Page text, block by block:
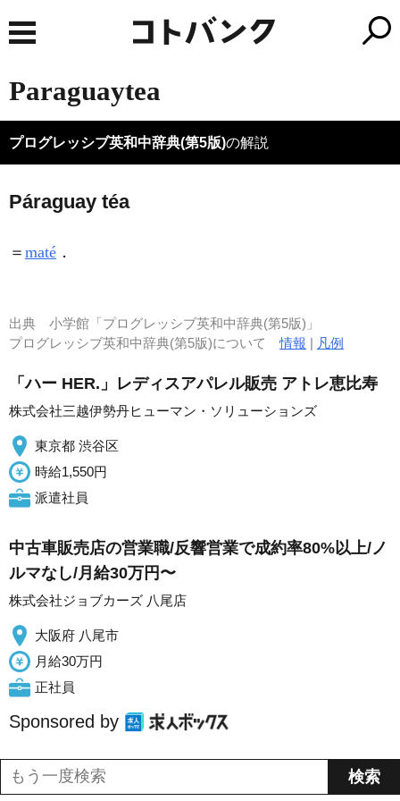
Paraguaytea
プログレッシブ英和中辞典(第5版)の解説
Páraguay téa
＝ maté ．
出典 小学館「プログレッシブ英和中辞典(第5版)」
プログレッシブ英和中辞典(第5版)について情報 | 凡例
「ハー HER.」レディスアパレル販売 アトレ恵比寿
株式会社三越伊勢丹ヒューマン・ソリューションズ
東京都 渋谷区
時給1,550円
派遣社員
中古車販売店の営業職/反響営業で成約率80%以上/ノ
ルマなし/月給30万円〜
株式会社ジョブカーズ 八尾店
大阪府 八尾市
月給30万円
正社員
Sponsored by